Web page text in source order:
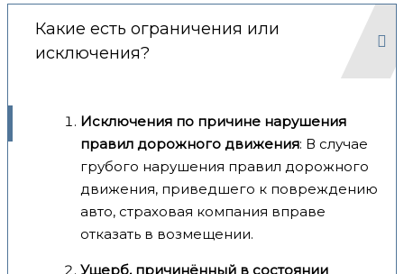
Какие есть ограничения или
исключения?
Исключения по причине нарушения
правил дорожного движения: В случае
грубого нарушения правил дорожного
движения, приведшего к повреждению
авто, страховая компания вправе
отказать в возмещении.
Ущерб, причинённый в состоянии